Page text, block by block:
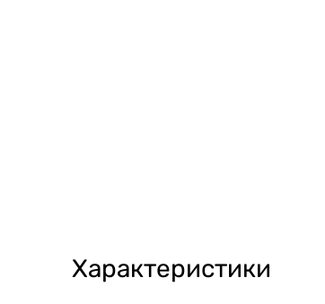
Характеристики